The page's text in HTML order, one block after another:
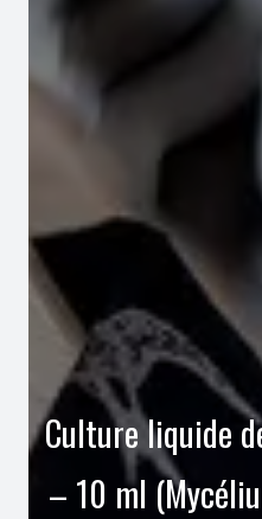
Culture liquide
– 10 ml